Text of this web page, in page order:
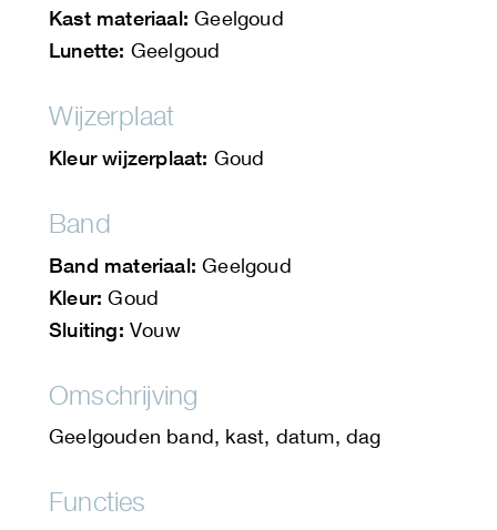
Kast materiaal: Geelgoud
Lunette: Geelgoud
Wijzerplaat
Kleur wijzerplaat: Goud
Band
Band materiaal: Geelgoud
Kleur: Goud
Sluiting: Vouw
Omschrijving
Geelgouden band, kast, datum, dag
Functies